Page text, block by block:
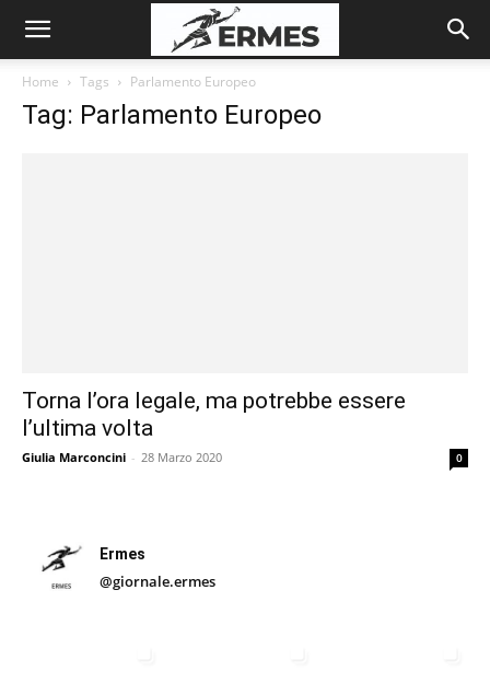
Home Tags Parlamento Europeo
Tag: Parlamento Europeo
Torna l’ora legale, ma potrebbe essere
l’ultima volta
Giulia Marconcini - 28 Marzo 2020 0
Ermes
@giornale.ermes